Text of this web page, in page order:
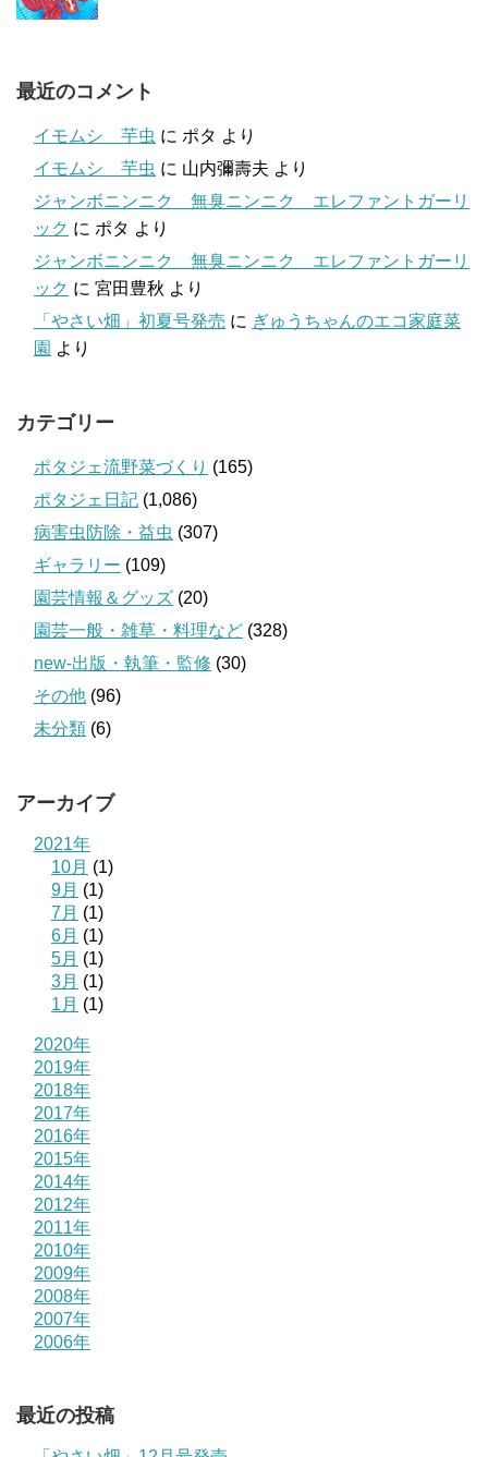
最近のコメント
イモムシ 芋虫 に ポタ より
イモムシ 芋虫 に 山内彌壽夫 より
ジャンボニンニク 無臭ニンニク エレファントガーリ
ック に ポタ より
ジャンボニンニク 無臭ニンニク エレファントガーリ
ック に 宮田豊秋 より
「やさい畑」初夏号発売 に ぎゅうちゃんのエコ家庭菜
園 より
カテゴリー
ポタジェ流野菜づくり (165)
ポタジェ日記 (1,086)
病害虫防除・益虫 (307)
ギャラリー (109)
園芸情報＆グッズ (20)
園芸一般・雑草・料理など (328)
new-出版・執筆・監修 (30)
その他 (96)
未分類 (6)
アーカイブ
2021年
10月 (1)
9月 (1)
7月 (1)
6月 (1)
5月 (1)
3月 (1)
1月 (1)
2020年
2019年
2018年
2017年
2016年
2015年
2014年
2012年
2011年
2010年
2009年
2008年
2007年
2006年
最近の投稿